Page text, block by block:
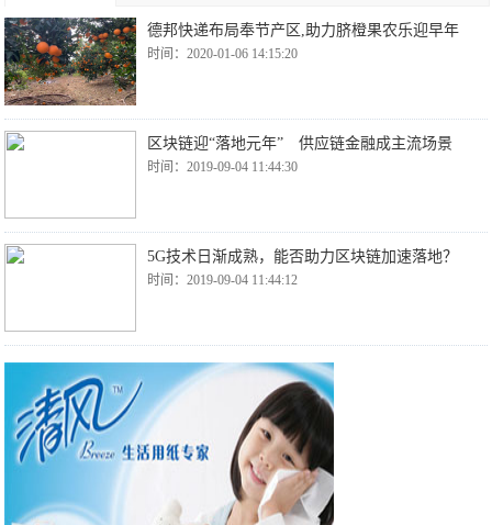
德邦快递布局奉节产区,助力脐橙果农乐迎早年
时间：2020-01-06 14:15:20
区块链迎“落地元年” 供应链金融成主流场景
时间：2019-09-04 11:44:30
5G技术日渐成熟，能否助力区块链加速落地？
时间：2019-09-04 11:44:12